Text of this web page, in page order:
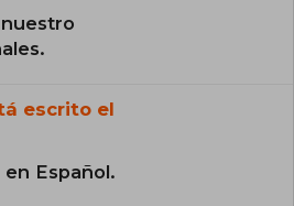
escrito el
Español.